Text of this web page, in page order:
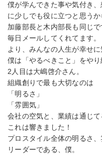
僕が学んできた事や気付き
に少しでも役に立つと思う
加藤部長と木内部長も同じで
毎日メールしてくれてます。
より、みんなの人生が幸せに
僕は「やるべきこと」をやり
2人目は大嶋啓介さん。
組織創りで最も大切なのは
「明るさ」
「雰囲気」
会社の空気と、業績は通じて
これは響きました！
プロスタイル全体の明るさ
リーダーである、僕。